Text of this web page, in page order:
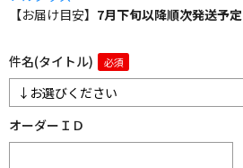
【お届け目安】 7月下旬以降順次発送予定
件名(タイトル)
オーダーＩＤ